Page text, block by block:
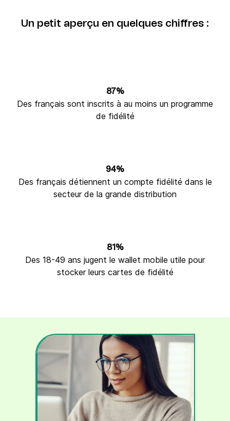
Un petit aperçu en quelques chiffres :
87%
Des français sont inscrits à au moins un programme
de fidélité
94%
Des français détiennent un compte fidélité dans le
secteur de la grande distribution
81%
Des 18-49 ans jugent le wallet mobile utile pour
stocker leurs cartes de fidélité